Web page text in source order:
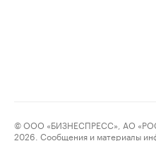
© ООО «БИЗНЕСПРЕСС», АО
2026. Сообщения и материалы